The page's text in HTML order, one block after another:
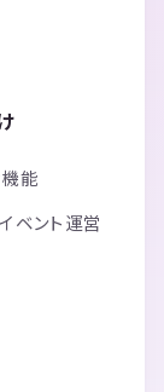
能
ベント運営